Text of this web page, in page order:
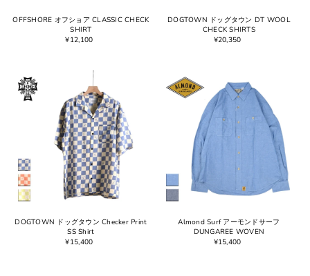
OFFSHORE オフショア CLASSIC CHECK
SHIRT
¥12,100
DOGTOWN ドッグタウン DT WOOL
CHECK SHIRTS
¥20,350
DOGTOWN ドッグタウン Checker Print
SS Shirt
¥15,400
Almond Surf アーモンドサーフ
DUNGAREE WOVEN
¥15,400